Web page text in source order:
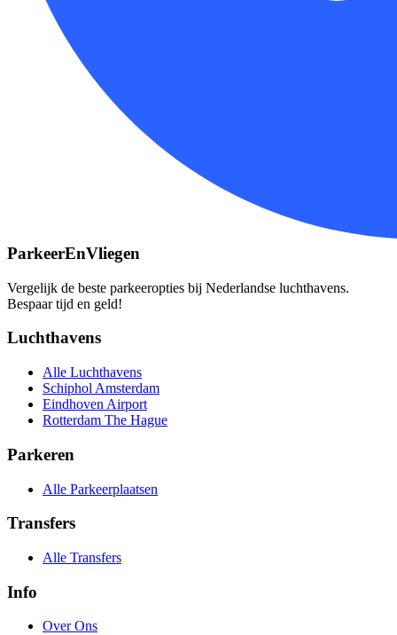
ParkeerEnVliegen
Vergelijk de beste parkeeropties bij Nederlandse luchthavens.
Bespaar tijd en geld!
Luchthavens
Alle Luchthavens
Schiphol Amsterdam
Eindhoven Airport
Rotterdam The Hague
Parkeren
Alle Parkeerplaatsen
Transfers
Alle Transfers
Info
Over Ons